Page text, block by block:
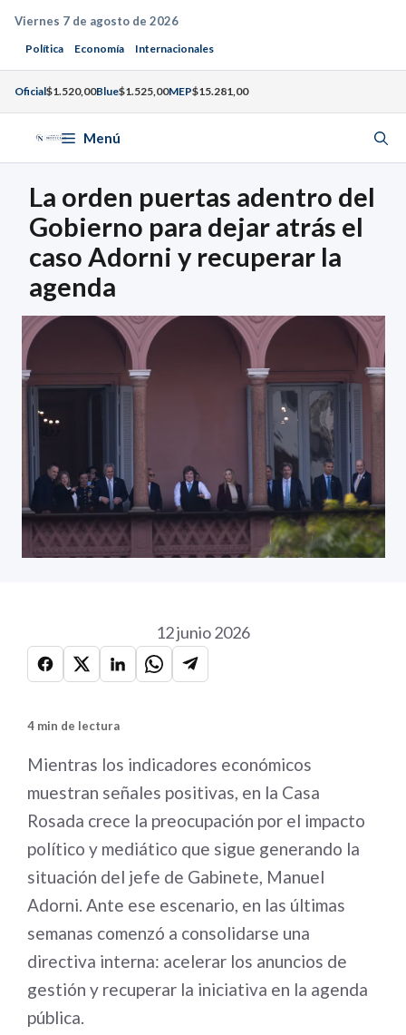
Saltar
contenido
Viernes 7 de agosto de 2026
Política Economía Internacionales
Oficial$1.520,00Blue$1.525,00MEP$15.281,00
Menú
La orden puertas adentro del
Gobierno para dejar atrás el
caso Adorni y recuperar la
agenda
12 junio 2026
4 min de lectura
Mientras los indicadores económicos
muestran señales positivas, en la Casa
Rosada crece la preocupación por el impacto
político y mediático que sigue generando la
situación del jefe de Gabinete, Manuel
Adorni. Ante ese escenario, en las últimas
semanas comenzó a consolidarse una
directiva interna: acelerar los anuncios de
gestión y recuperar la iniciativa en la agenda
pública.